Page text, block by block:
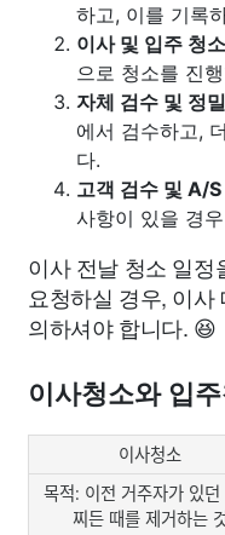
하고, 이를 기록
이사 및 입주 청
으로 청소를 진
자체 검수 및 정
에서 검수하고,
다.
고객 검수 및 A/
사항이 있을 경
이사 전날 청소 일
요청하실 경우, 이
의하셔야 합니다. 😆
이사청소와 입주
이사청소
목적: 이전 거주자가 있던
찌든 때를 제거하는